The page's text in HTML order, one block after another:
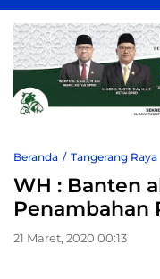
Beranda Tangerang Raya
WH : Banten
Penambahan
21 Maret, 2020 00:13